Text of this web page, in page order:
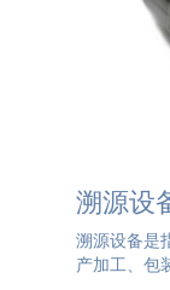
溯源设
溯源设备是
产加工、包